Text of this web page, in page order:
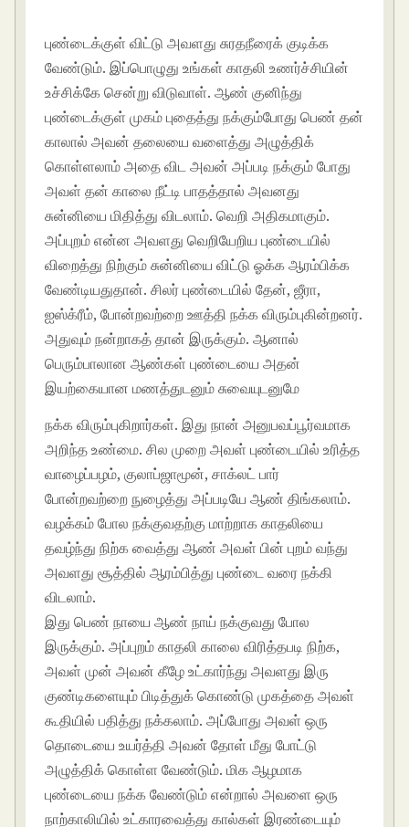
புண்டைக்குள் விட்டு அவளது சுரதநீரைக் குடிக்க
வேண்டும். இப்பொழுது உங்கள் காதலி உணர்ச்சியின்
உச்சிக்கே சென்று விடுவாள். ஆண் குனிந்து
புண்டைக்குள் முகம் புதைத்து நக்கும்போது பெண் தன்
காலால் அவன் தலையை வளைத்து அழுத்திக்
கொள்ளலாம் அதை விட அவன் அப்படி நக்கும் போது
அவள் தன் காலை நீட்டி பாதத்தால் அவனது
சுன்னியை மிதித்து விடலாம். வெறி அதிகமாகும்.
அப்புறம் என்ன அவளது வெறியேறிய புண்டையில்
விறைத்து நிற்கும் சுன்னியை விட்டு ஓக்க ஆரம்பிக்க
வேண்டியதுதான். சிலர் புண்டையில் தேன், ஜீரா,
ஐஸ்க்ரீம், போன்றவற்றை ஊத்தி நக்க விரும்புகின்றனர்.
அதுவும் நன்றாகத் தான் இருக்கும். ஆனால்
பெரும்பாலான ஆண்கள் புண்டையை அதன்
இயற்கையான மணத்துடனும் சுவையுடனுமே
நக்க விரும்புகிறார்கள். இது நான் அனுபவப்பூர்வமாக
அறிந்த உண்மை. சில முறை அவள் புண்டையில் உரித்த
வாழைப்பழம், குலாப்ஜாமூன், சாக்லட் பார்
போன்றவற்றை நுழைத்து அப்படியே ஆண் திங்கலாம்.
வழக்கம் போல நக்குவதற்கு மாற்றாக காதலியை
தவழ்ந்து நிற்க வைத்து ஆண் அவள் பின் புறம் வந்து
அவளது சூத்தில் ஆரம்பித்து புண்டை வரை நக்கி
விடலாம்.
இது பெண் நாயை ஆண் நாய் நக்குவது போல
இருக்கும். அப்புறம் காதலி காலை விரித்தபடி நிற்க,
அவள் முன் அவன் கீழே உட்கார்ந்து அவளது இரு
குண்டிகளையும் பிடித்துக் கொண்டு முகத்தை அவள்
கூதியில் பதித்து நக்கலாம். அப்போது அவள் ஒரு
தொடையை உயர்த்தி அவன் தோள் மீது போட்டு
அழுத்திக் கொள்ள வேண்டும். மிக ஆழமாக
புண்டையை நக்க வேண்டும் என்றால் அவளை ஒரு
நாற்காலியில் உட்காரவைத்து கால்கள் இரண்டையும்